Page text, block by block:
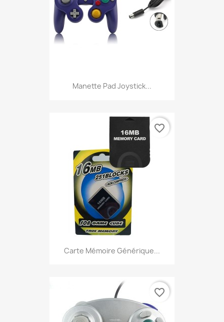
Manette Pad Joystick...
Carte Mémoire Générique...
favorite_border
favorite_border